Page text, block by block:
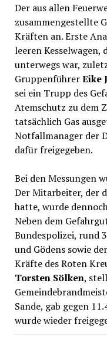
Der aus allen
zusammengestellte
Kräften an. Erste
leeren Kesselwagen,
unterwegs war,
GruppenführerEike
sei ein Trupp des
Atemschutz zu dem
tatsächlich Gas
Notfallmanager der
dafür freigegeben.
Bei den Messungen
Der Mitarbeiter, der
hatte, wurde
Neben dem
Bundespolizei, rund
und Gödens sowie
Kräfte des Roten
Torsten Sölken,
Sande, gab gegen
wurde wieder